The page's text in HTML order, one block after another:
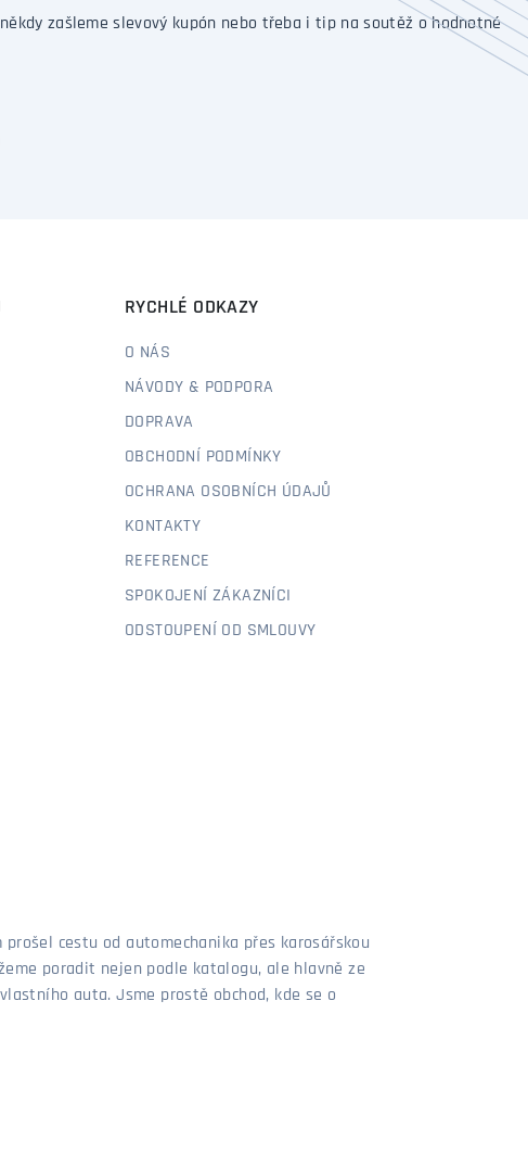
zašleme slevový kupón nebo třeba i tip na soutěž o hodnotné
RYCHLÉ ODKAZY
O NÁS
NÁVODY & PODPORA
DOPRAVA
OBCHODNÍ PODMÍNKY
OCHRANA OSOBNÍCH ÚDAJŮ
KONTAKTY
REFERENCE
SPOKOJENÍ ZÁKAZNÍCI
ODSTOUPENÍ OD SMLOUVY
cestu od automechanika přes karosářskou
poradit nejen podle katalogu, ale hlavně ze
auta. Jsme prostě obchod, kde se o